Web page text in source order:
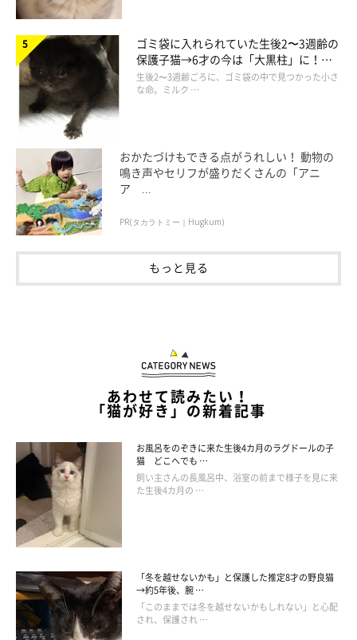
＠dochi.as
「猫型の名刺入れ」
手掛けているよう♪
＠dochi.as
「動物モチーフでもかわいくなり過ぎず、大人っぽくなるよう、
ん。
ふだんよく使うものだからこそ、このような色味や質感への配慮
ゴミ袋に入れられていた生後2〜3週齢の
保護子猫→6才の今は「大黒柱」に！
美しい黒猫に成長した姿にグッとくる
生後2〜3週齢ごろに、ゴミ袋の中で見つかった小さ
な命。ミルク …
おかたづけもできる点がうれしい！ 動物の
鳴き声やセリフが盛りだくさんの「アニ
ア ...
PR(タカラトミー｜Hugkum)
もっと見る
あわせて読みたい！
「猫が好き」の新着記事
お風呂をのぞきに来た生後4カ月のラグドールの子
猫 どこへでも …
飼い主さんの長風呂中、浴室の前まで様子を見に来
た生後4カ月の …
「冬を越せないかも」と保護した推定8才の野良猫
→約5年後、腕 …
「このままでは冬を越せないかもしれない」と心配
され、保護され …